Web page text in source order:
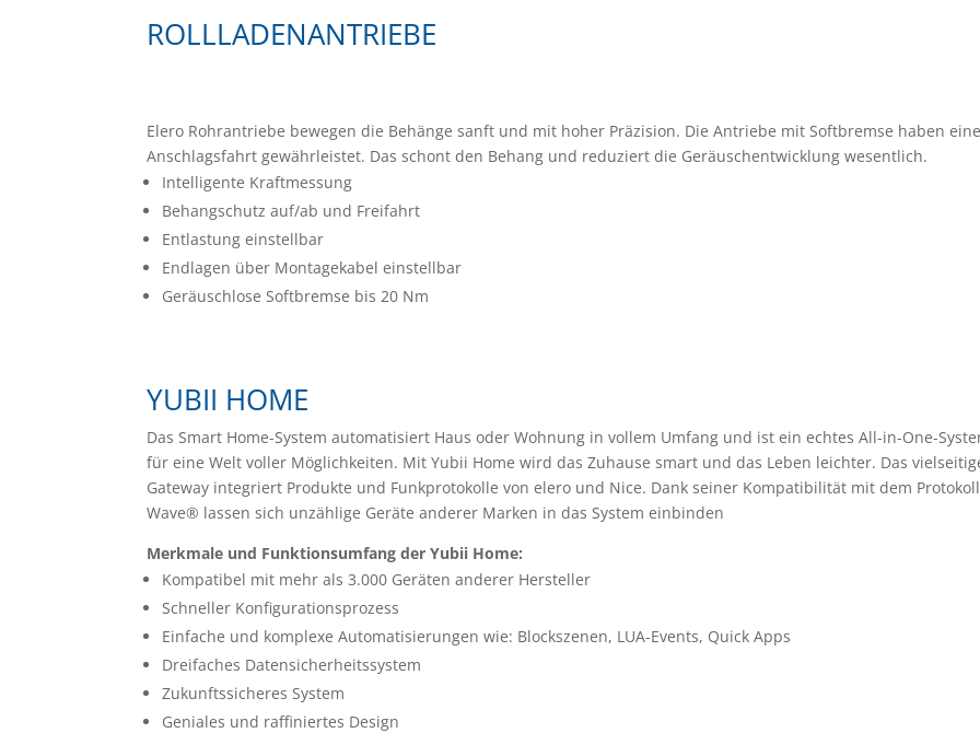
ROLLLADENANTRIEBE
Elero Rohrantriebe bewegen die Behänge sanft und mit hoher Präzision. Die Antriebe mit Softbremse haben
Anschlagsfahrt gewährleistet. Das schont den Behang und reduziert die Geräuschentwicklung wesentlich.
Intelligente Kraftmessung
Behangschutz auf/ab und Freifahrt
Entlastung einstellbar
Endlagen über Montagekabel einstellbar
Geräuschlose Softbremse bis 20 Nm
YUBII HOME
Das Smart Home-System automatisiert Haus oder Wohnung in vollem Umfang und ist ein echtes All-in-One-
für eine Welt voller Möglichkeiten. Mit Yubii Home wird das Zuhause smart und das Leben leichter. Das
Gateway integriert Produkte und Funkprotokolle von elero und Nice. Dank seiner Kompatibilität mit dem
Wave® lassen sich unzählige Geräte anderer Marken in das System einbinden
Merkmale und Funktionsumfang der Yubii Home:
Kompatibel mit mehr als 3.000 Geräten anderer Hersteller
Schneller Konfigurationsprozess
Einfache und komplexe Automatisierungen wie: Blockszenen, LUA-Events, Quick Apps
Dreifaches Datensicherheitssystem
Zukunftssicheres System
Geniales und raffiniertes Design